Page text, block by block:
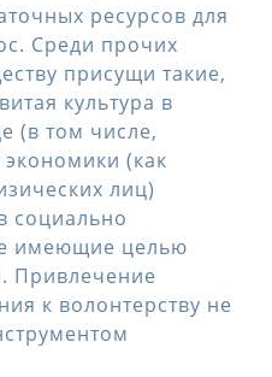
ресурсов для
Среди прочих
присущи такие,
культура в
(в том числе,
(как
лиц)
социально
имеющие целью
Привлечение
к волонтерству не